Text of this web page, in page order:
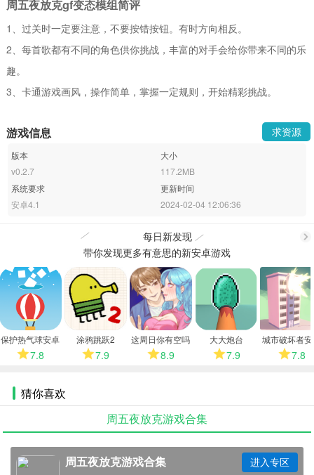
周五夜放克gf变态模组简评
1、过关时一定要注意，不要按错按钮。有时方向相反。
2、每首歌都有不同的角色供你挑战，丰富的对手会给你带来不同的乐
趣。
3、卡通游戏画风，操作简单，掌握一定规则，开始精彩挑战。
游戏信息 求资源
版本
v0.2.7
大小
117.2MB
系统要求
安卓4.1
更新时间
2024-02-04 12:06:36
每日新发现
多
带你发现更多有意思的新安卓游戏
保护热气球安卓
版7.8
涂鸦跳跃2
7.9
这周日你有空吗
安卓版
8.9
大大炮台
7.9
城市破坏者
版7.8
猜你喜欢
周五夜放克游戏合集
周五夜放克游戏合集 进入专区